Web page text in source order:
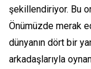
şekillendiriyor. Bu
Önümüzde merak
dünyanın dört bir
arkadaşlarıyla